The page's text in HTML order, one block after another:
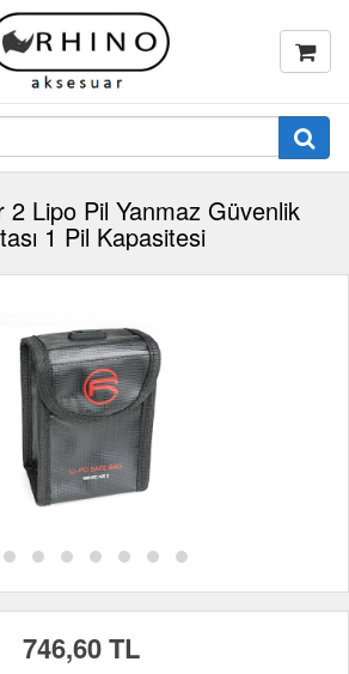
2 Lipo Pil Yanmaz Güvenlik
1 Pil Kapasitesi
746,60 TL